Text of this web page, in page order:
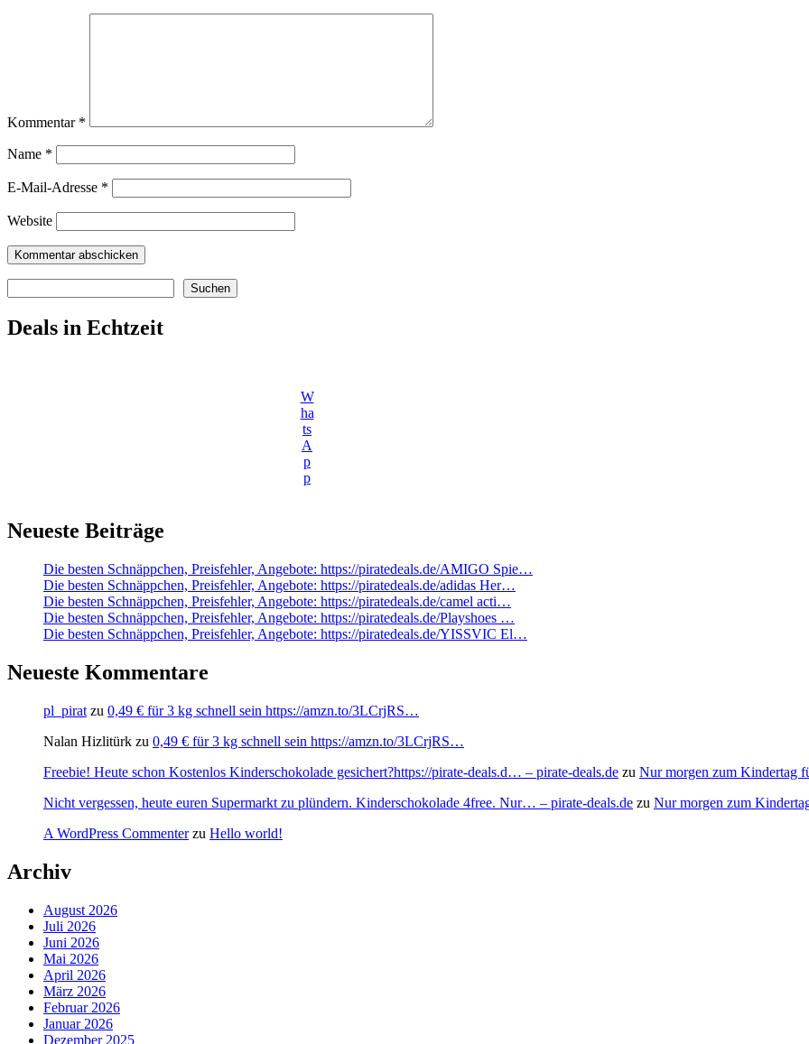
Kommentar *
Name *
E-Mail-Adresse *
Website
Suchen
Deals in Echtzeit
W
ha
ts
A
p
p
Neueste Beiträge
Die besten Schnäppchen, Preisfehler, Angebote: https://piratedeals.de/AMIGO Spie…
Die besten Schnäppchen, Preisfehler, Angebote: https://piratedeals.de/adidas Her…
Die besten Schnäppchen, Preisfehler, Angebote: https://piratedeals.de/camel acti…
Die besten Schnäppchen, Preisfehler, Angebote: https://piratedeals.de/Playshoes …
Die besten Schnäppchen, Preisfehler, Angebote: https://piratedeals.de/YISSVIC El…
Neueste Kommentare
pl_pirat zu 0,49 € für 3 kg schnell sein https://amzn.to/3LCrjRS…
Nalan Hizlitürk zu 0,49 € für 3 kg schnell sein https://amzn.to/3LCrjRS…
Freebie! Heute schon Kostenlos Kinderschokolade gesichert?https://pirate-deals.d… – pirate-deals.de zu Nur morgen zum Kindertag
Nicht vergessen, heute euren Supermarkt zu plündern. Kinderschokolade 4free. Nur… – pirate-deals.de zu Nur morgen zum
A WordPress Commenterzu Hello world!
Archiv
August 2026
Juli 2026
Juni 2026
Mai 2026
April 2026
März 2026
Februar 2026
Januar 2026
Dezember 2025